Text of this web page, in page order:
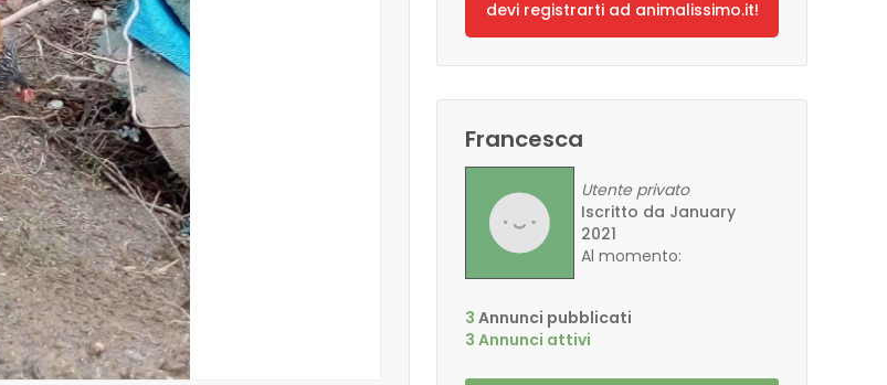
devi registrarti ad animalissimo.it!
Francesca
Utente privato
Iscritto da January
2021
Al momento:
3 Annunci pubblicati
3 Annunci attivi